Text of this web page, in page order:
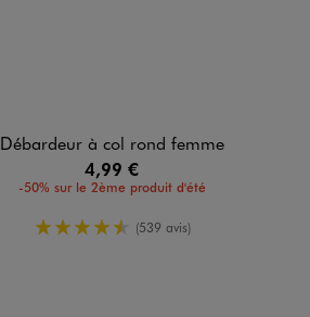
Débardeur à col rond femme
4,99 €
-50% sur le 2ème produit d'été
4.5/5 de moyenne
(539 avis)